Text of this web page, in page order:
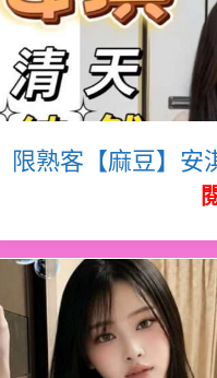
限熟客【麻豆】安